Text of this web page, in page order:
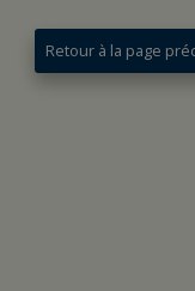
Retour à la page